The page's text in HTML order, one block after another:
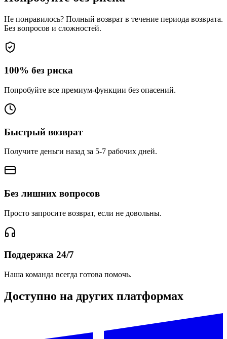
Не понравилось? Полный возврат в течение периода возврата.
Без вопросов и сложностей.
100% без риска
Попробуйте все премиум-функции без опасений.
Быстрый возврат
Получите деньги назад за 5-7 рабочих дней.
Без лишних вопросов
Просто запросите возврат, если не довольны.
Поддержка 24/7
Наша команда всегда готова помочь.
Доступно на других платформах